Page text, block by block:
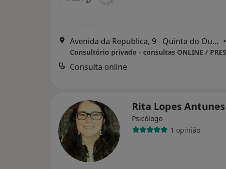
Avenida da Republica, 9 - Quinta do Outeiro, Seixal •
Consulta online
Rita Lopes Antunes
Psicólogo
1 opinião